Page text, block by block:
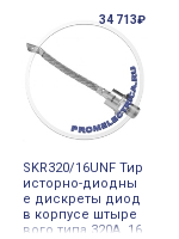
34 713₽
SKR320/16UNF Тир
исторно-диодны
е дискреты диод
в корпусе штыре
вого типа 320A 16